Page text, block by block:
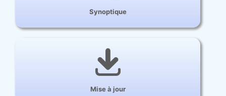
Synoptique
Mise à jour